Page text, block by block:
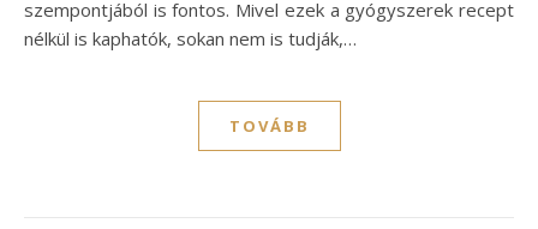
szempontjából is fontos. Mivel ezek a gyógyszerek recept
nélkül is kaphatók, sokan nem is tudják,…
TOVÁBB